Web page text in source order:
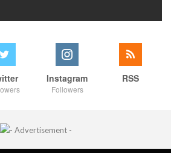
Instagram
Followers
RSS